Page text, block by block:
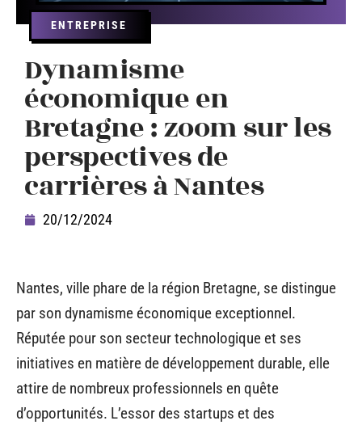
ENTREPRISE
Dynamisme
économique en
Bretagne : zoom sur les
perspectives de
carrières à Nantes
20/12/2024
Nantes, ville phare de la région Bretagne, se distingue
par son dynamisme économique exceptionnel.
Réputée pour son secteur technologique et ses
initiatives en matière de développement durable, elle
attire de nombreux professionnels en quête
d’opportunités. L’essor des startups et des